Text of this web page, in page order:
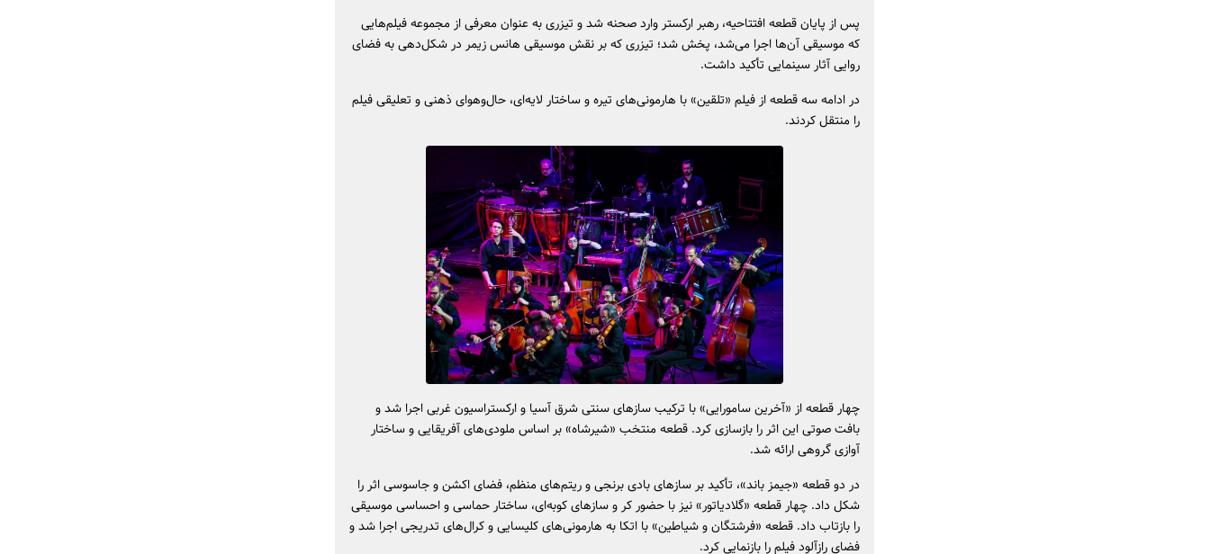
پس از پایان قطعه افتتاحیه، رهبر ارکستر وارد صحنه شد و تیزری به عنوان معرفی از مجموعه فیلم‌هایی
که موسیقی آن‌ها اجرا می‌شد، پخش شد؛ تیزری که بر نقش موسیقی هانس زیمر در شکل‌دهی به فضای
روایی آثار سینمایی تأکید داشت.
در ادامه سه قطعه از فیلم «تلقین» با هارمونی‌های تیره و ساختار لایه‌ای، حال‌وهوای ذهنی و تعلیقی فیلم
را منتقل کردند.
چهار قطعه از «آخرین سامورایی» با ترکیب سازهای سنتی شرق آسیا و ارکستراسیون غربی اجرا شد و
بافت صوتی این اثر را بازسازی کرد. قطعه منتخب «شیرشاه» بر اساس ملودی‌های آفریقایی و ساختار
آوازی گروهی ارائه شد.
در دو قطعه «جیمز باند»، تأکید بر سازهای بادی برنجی و ریتم‌های منظم، فضای اکشن و جاسوسی اثر را
شکل داد. چهار قطعه «گلادیاتور» نیز با حضور کر و سازهای کوبه‌ای، ساختار حماسی و احساسی موسیقی
را بازتاب داد. قطعه «فرشتگان و شیاطین» با اتکا به هارمونی‌های کلیسایی و کرال‌های تدریجی اجرا شد و
فضای رازآلود فیلم را بازنمایی کرد.